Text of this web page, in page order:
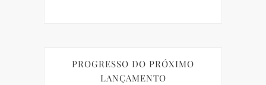
PROGRESSO DO PRÓXIMO
LANÇAMENTO